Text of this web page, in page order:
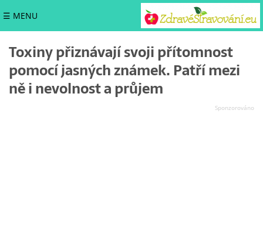
☰ MENU
Toxiny přiznávají svoji přítomnost
pomocí jasných známek. Patří mezi
ně i nevolnost a průjem